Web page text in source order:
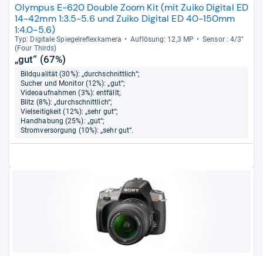
Olympus E-620 Double Zoom Kit (mit Zuiko Digital ED
14-42mm 1:3.5-5.6 und Zuiko Digital ED 40-150mm
1:4.0-5.6)
Typ: Digi­tale Spie­gel­re­flex­ka­mera Auf­lö­sung: 12,3 MP
Sen­sor : 4/3"
(Four Thirds)
„gut“ (67%)
Bildqualität (30%): „durchschnittlich“;
Sucher und Monitor (12%): „gut“;
Videoaufnahmen (3%): entfällt;
Blitz (8%): „durchschnittlich“;
Vielseitigkeit (12%): „sehr gut“;
Handhabung (25%): „gut“;
Stromversorgung (10%): „sehr gut“.